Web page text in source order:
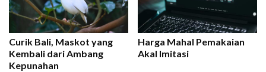
Curik Bali, Maskot yang
Kembali dari Ambang
Kepunahan
Harga Mahal Pemakaian
Akal Imitasi